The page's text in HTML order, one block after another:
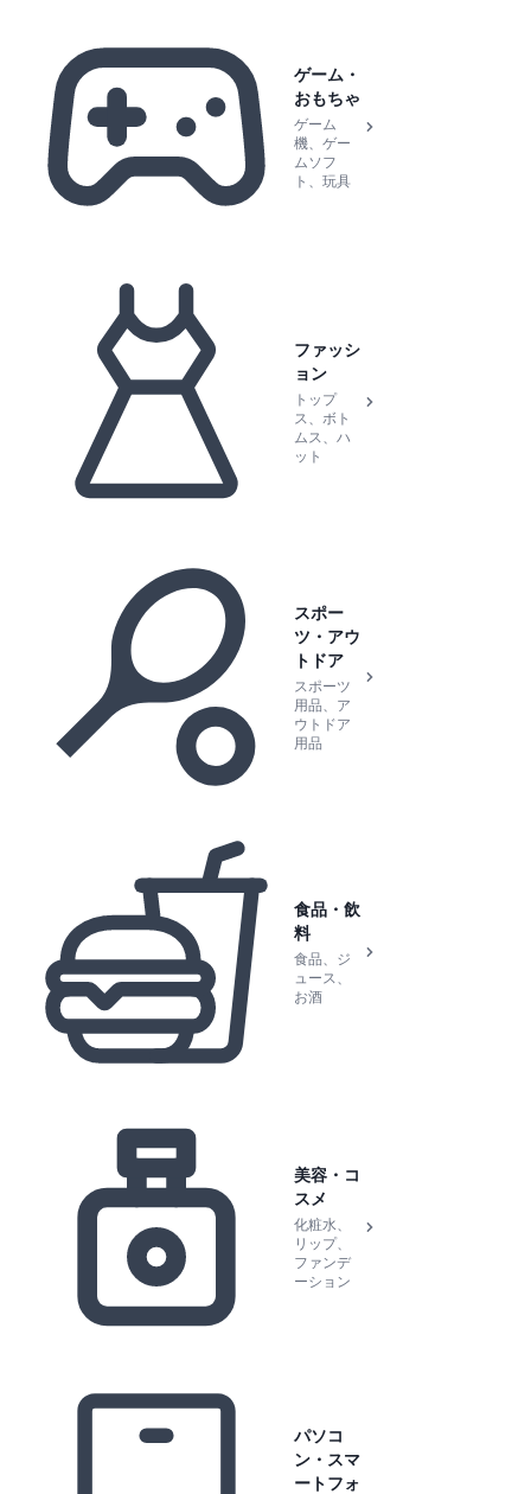
ゲーム・
おもちゃ
ゲーム
機、ゲー
ムソフ
ト、玩具
ファッシ
ョン
トップ
ス、ボト
ムス、ハ
ット
スポー
ツ・アウ
トドア
スポーツ
用品、ア
ウトドア
用品
食品・飲
料
食品、ジ
ュース、
お酒
美容・コ
スメ
化粧水、
リップ、
ファンデ
ーション
パソコ
ン・スマ
ートフォ